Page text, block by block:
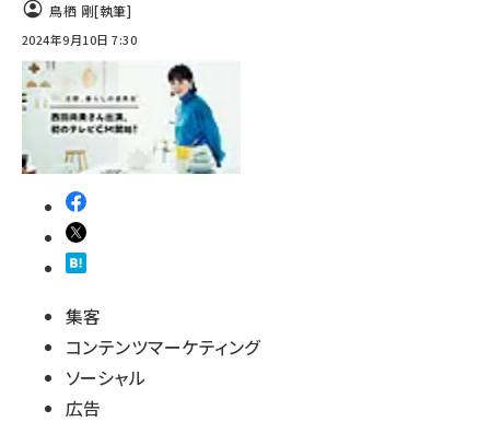
鳥栖 剛[執筆]
2024年9月10日 7:30
集客
コンテンツマーケティング
ソーシャル
広告